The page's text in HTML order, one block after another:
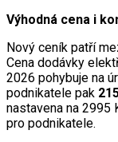
Výhodná cena i
Nový ceník patří
Cena dodávky
2026 pohybuje na
podnikatele pak
nastavena na
pro podnikatele.